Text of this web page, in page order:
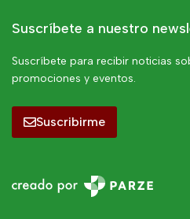
Suscríbete a nuestro
Suscríbete para recibir noticias
promociones y eventos.
Suscribirme